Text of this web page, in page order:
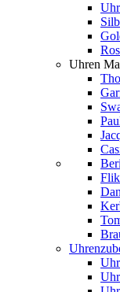
Uhren